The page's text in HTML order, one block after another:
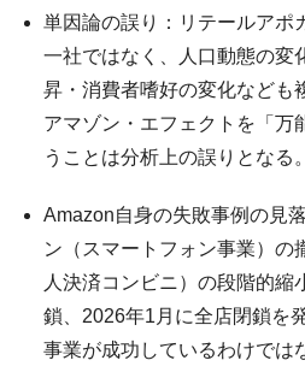
単因論の誤り：リテールアポ
一社ではなく、人口動態の変
昇・消費者嗜好の変化なども
アマゾン・エフェクトを「万
うことは分析上の誤りとなる。
Amazon自身の失敗事例の見
ン（スマートフォン事業）の
人決済コンビニ）の段階的縮
鎖、2026年1月に全店閉鎖を
事業が成功しているわけでは